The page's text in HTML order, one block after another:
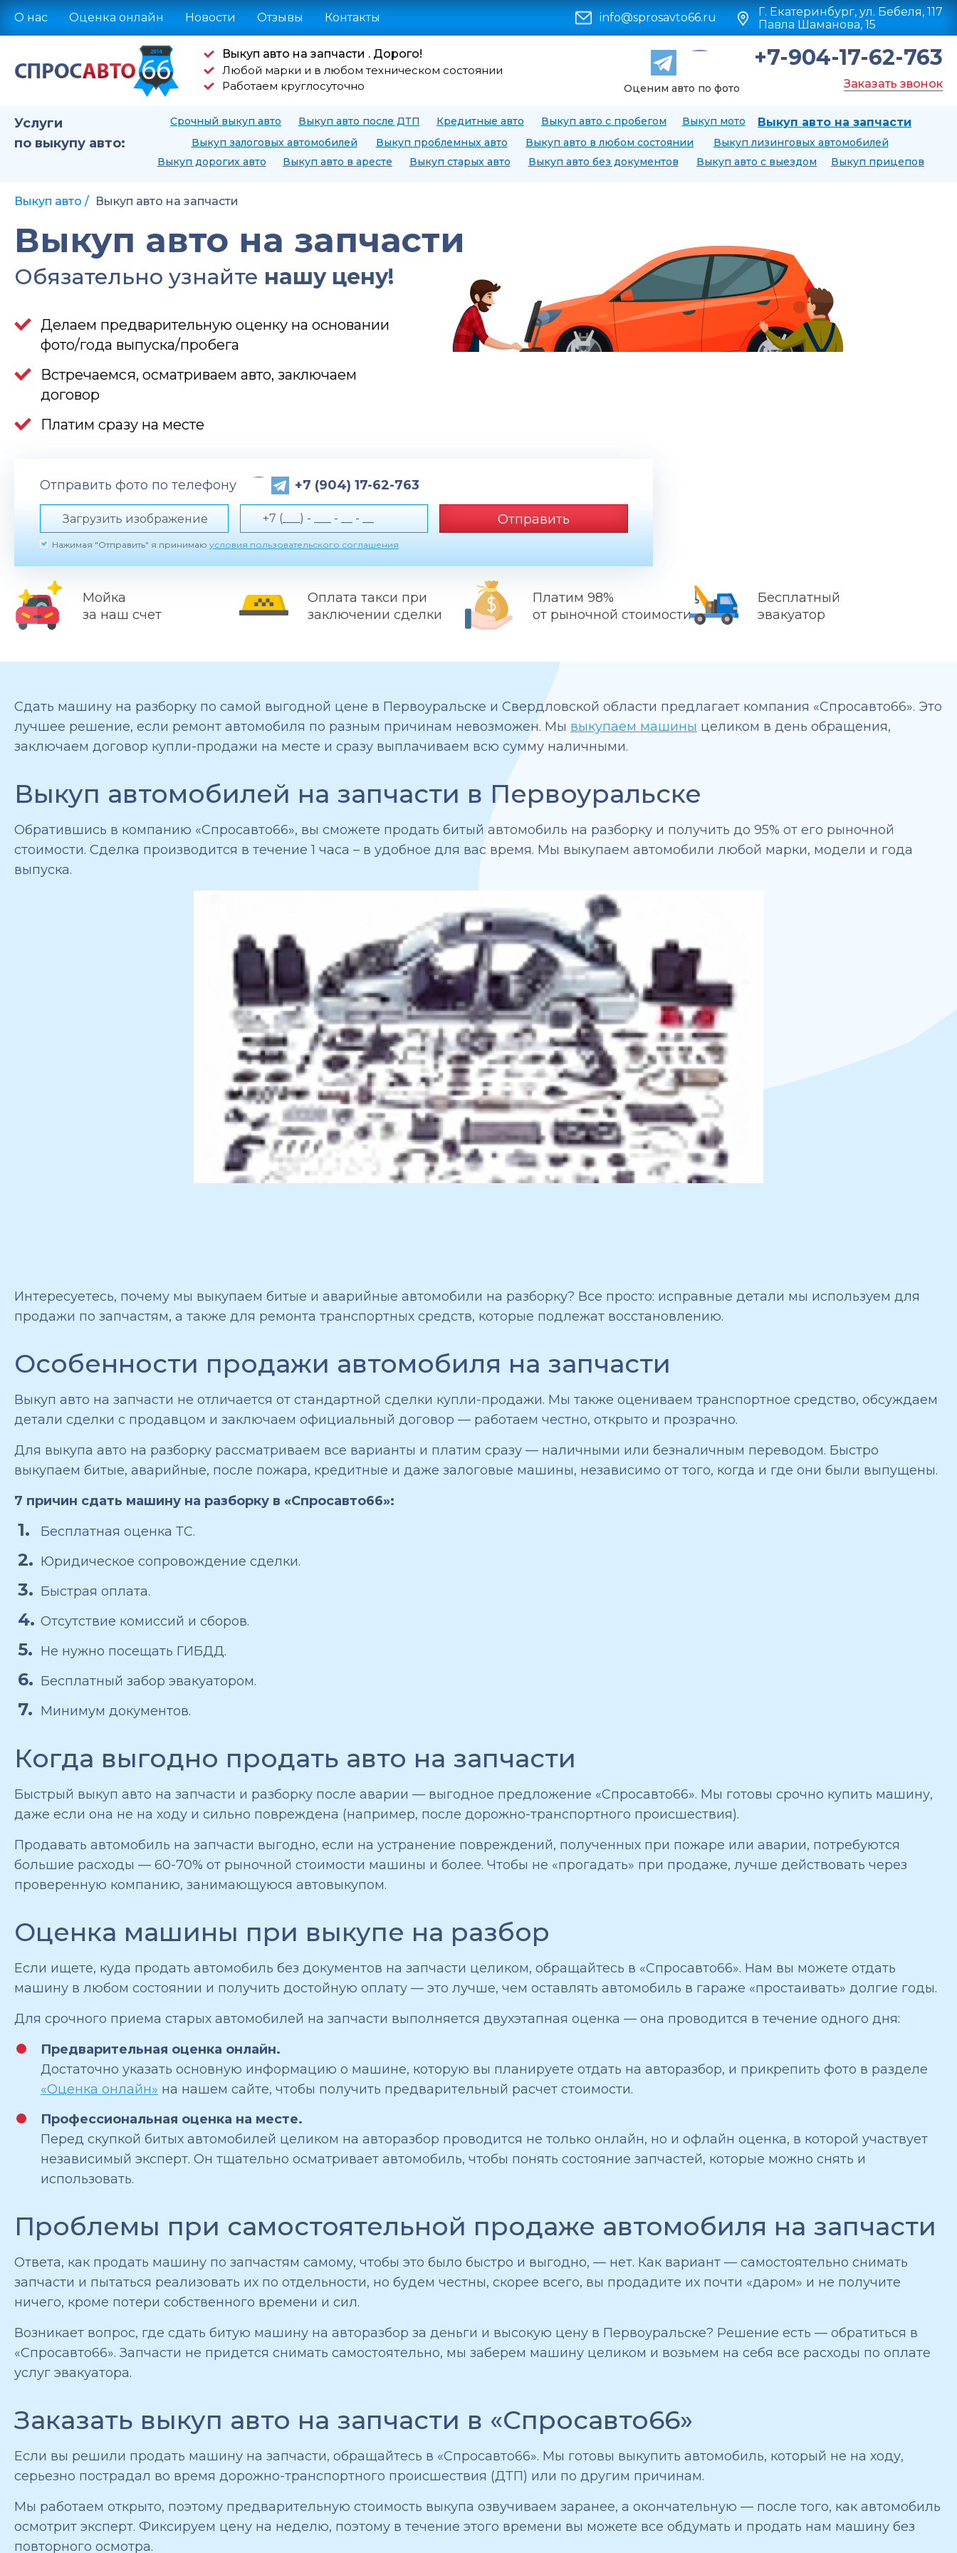
О нас Оценка онлайн Новости Отзывы Контакты
Г. Екатеринбург, ул. Бебеля, 117
Павла Шаманова, 15
info@sprosavto66.ru
Выкуп авто на запчасти . Дорого!
Любой марки и в любом техническом состоянии
Работаем круглосуточно
+7-904-17-62-763
Заказать звонок
Оценим авто по фото
Услуги
по выкупу авто:
Срочный выкуп авто Выкуп авто после ДТП Кредитные авто Выкуп авто с пробегом Выкуп мото Выкуп авто на запчасти
Выкуп залоговых автомобилей Выкуп проблемных авто Выкуп авто в любом состоянии
Выкуп лизинговых автомобилей
Выкуп дорогих авто
Выкуп авто в аресте Выкуп старых авто Выкуп авто без документов Выкуп авто с выездом Выкуп прицепов
Выкуп авто Выкуп авто на запчасти
Выкуп авто на запчасти
Обязательно узнайте нашу цену!
Делаем предварительную оценку на основании
фото/года выпуска/пробега
Встречаемся, осматриваем авто, заключаем
договор
Платим сразу на месте
Отправить фото по телефону +7 (904) 17-62-763
Загрузить изображение Отправить
Нажимая "Отправить" я принимаю условия пользовательского соглашения
Мойка
за наш счет
Оплата такси при
заключении сделки
Платим 98%
от рыночной стоимости
Бесплатный
эвакуатор
Сдать машину на разборку по самой выгодной цене в Первоуральске и Свердловской области предлагает компания «Спросавто66». Это
лучшее решение, если ремонт автомобиля по разным причинам невозможен. Мы выкупаем машины целиком в день обращения,
заключаем договор купли-продажи на месте и сразу выплачиваем всю сумму наличными.
Выкуп автомобилей на запчасти в Первоуральске
Обратившись в компанию «Спросавто66», вы сможете продать битый автомобиль на разборку и получить до 95% от его рыночной
стоимости. Сделка производится в течение 1 часа – в удобное для вас время. Мы выкупаем автомобили любой марки, модели и года
выпуска.
Интересуетесь, почему мы выкупаем битые и аварийные автомобили на разборку? Все просто: исправные детали мы используем для
продажи по запчастям, а также для ремонта транспортных средств, которые подлежат восстановлению.
Особенности продажи автомобиля на запчасти
Выкуп авто на запчасти не отличается от стандартной сделки купли-продажи. Мы также оцениваем транспортное средство, обсуждаем
детали сделки с продавцом и заключаем официальный договор — работаем честно, открыто и прозрачно.
Для выкупа авто на разборку рассматриваем все варианты и платим сразу — наличными или безналичным переводом. Быстро
выкупаем битые, аварийные, после пожара, кредитные и даже залоговые машины, независимо от того, когда и где они были выпущены.
7 причин сдать машину на разборку в «Спросавто66»:
Бесплатная оценка ТС.
Юридическое сопровождение сделки.
Быстрая оплата.
Отсутствие комиссий и сборов.
Не нужно посещать ГИБДД.
Бесплатный забор эвакуатором.
Минимум документов.
Когда выгодно продать авто на запчасти
Быстрый выкуп авто на запчасти и разборку после аварии — выгодное предложение «Спросавто66». Мы готовы срочно купить машину,
даже если она не на ходу и сильно повреждена (например, после дорожно-транспортного происшествия).
Продавать автомобиль на запчасти выгодно, если на устранение повреждений, полученных при пожаре или аварии, потребуются
большие расходы — 60-70% от рыночной стоимости машины и более. Чтобы не «прогадать» при продаже, лучше действовать через
проверенную компанию, занимающуюся автовыкупом.
Оценка машины при выкупе на разбор
Если ищете, куда продать автомобиль без документов на запчасти целиком, обращайтесь в «Спросавто66». Нам вы можете отдать
машину в любом состоянии и получить достойную оплату — это лучше, чем оставлять автомобиль в гараже «простаивать» долгие годы.
Для срочного приема старых автомобилей на запчасти выполняется двухэтапная оценка — она проводится в течение одного дня:
Предварительная оценка онлайн.
Достаточно указать основную информацию о машине, которую вы планируете отдать на авторазбор, и прикрепить фото в разделе
«Оценка онлайн» на нашем сайте, чтобы получить предварительный расчет стоимости.
Профессиональная оценка на месте.
Перед скупкой битых автомобилей целиком на авторазбор проводится не только онлайн, но и офлайн оценка, в которой участвует
независимый эксперт. Он тщательно осматривает автомобиль, чтобы понять состояние запчастей, которые можно снять и
использовать.
Проблемы при самостоятельной продаже автомобиля на запчасти
Ответа, как продать машину по запчастям самому, чтобы это было быстро и выгодно, — нет. Как вариант — самостоятельно снимать
запчасти и пытаться реализовать их по отдельности, но будем честны, скорее всего, вы продадите их почти «даром» и не получите
ничего, кроме потери собственного времени и сил.
Возникает вопрос, где сдать битую машину на авторазбор за деньги и высокую цену в Первоуральске? Решение есть — обратиться в
«Спросавто66». Запчасти не придется снимать самостоятельно, мы заберем машину целиком и возьмем на себя все расходы по оплате
услуг эвакуатора.
Заказать выкуп авто на запчасти в «Спросавто66»
Если вы решили продать машину на запчасти, обращайтесь в «Спросавто66». Мы готовы выкупить автомобиль, который не на ходу,
серьезно пострадал во время дорожно-транспортного происшествия (ДТП) или по другим причинам.
Мы работаем открыто, поэтому предварительную стоимость выкупа озвучиваем заранее, а окончательную — после того, как автомобиль
осмотрит эксперт. Фиксируем цену на неделю, поэтому в течение этого времени вы можете все обдумать и продать нам машину без
повторного осмотра.